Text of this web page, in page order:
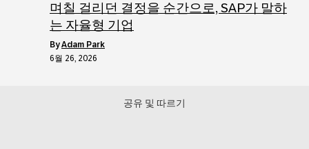
며칠 걸리던 결정을 순간으로, SAP가 말하
는 자율형 기업
byAdam Park
6월 26, 2026
공유 및 따르기